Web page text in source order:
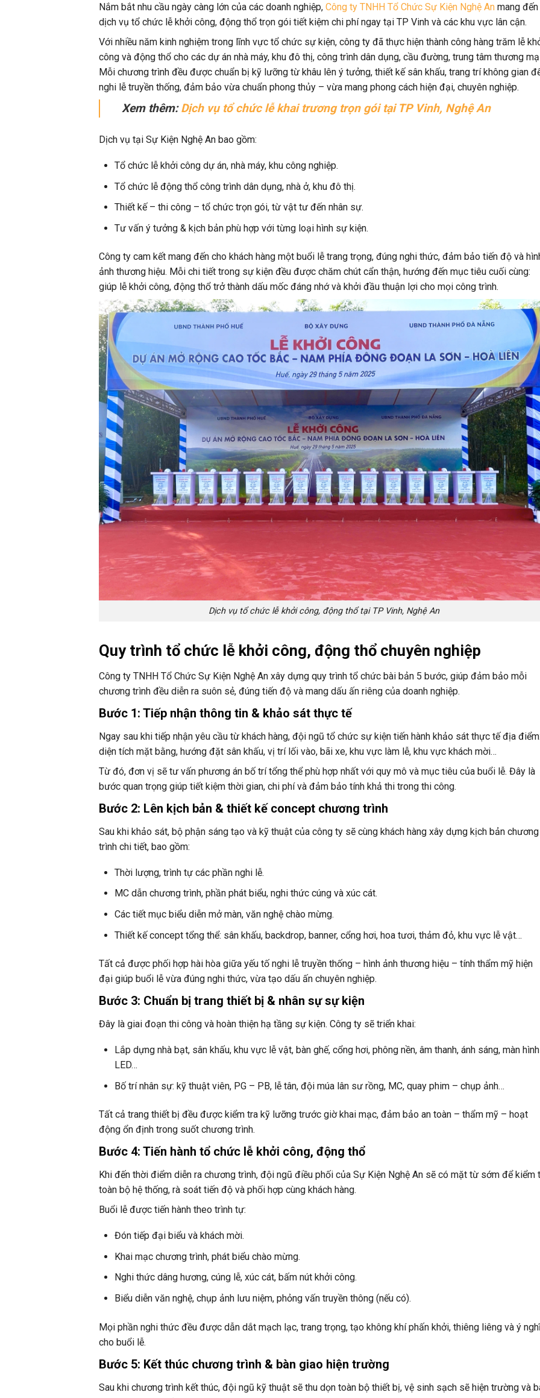
Nắm bắt nhu cầu ngày càng lớn của các doanh nghiệp,Công ty TNHH Tổ Chức Sự Kiện Nghệ An mang đến
dịch vụ tổ chức lễ khởi công, động thổ trọn gói tiết kiệm chi phí ngay tại TP Vinh và các khu vực lân cận.
Với nhiều năm kinh nghiệm trong lĩnh vực tổ chức sự kiện, công ty đã thực hiện thành công hàng trăm lễ
công và động thổ cho các dự án nhà máy, khu đô thị, công trình dân dụng, cầu đường, trung tâm thương
Mỗi chương trình đều được chuẩn bị kỹ lưỡng từ khâu lên ý tưởng, thiết kế sân khấu, trang trí không gian
nghi lễ truyền thống, đảm bảo vừa chuẩn phong thủy – vừa mang phong cách hiện đại, chuyên nghiệp.
Xem thêm:Dịch vụ tổ chức lễ khai trương trọn gói tại TP Vinh, Nghệ An
Dịch vụ tại Sự Kiện Nghệ An bao gồm:
Tổ chức lễ khởi công dự án, nhà máy, khu công nghiệp.
Tổ chức lễ động thổ công trình dân dụng, nhà ở, khu đô thị.
Thiết kế – thi công – tổ chức trọn gói, từ vật tư đến nhân sự.
Tư vấn ý tưởng & kịch bản phù hợp với từng loại hình sự kiện.
Công ty cam kết mang đến cho khách hàng một buổi lễ trang trọng, đúng nghi thức, đảm bảo tiến độ và
ảnh thương hiệu. Mỗi chi tiết trong sự kiện đều được chăm chút cẩn thận, hướng đến mục tiêu cuối cùng:
giúp lễ khởi công, động thổ trở thành dấu mốc đáng nhớ và khởi đầu thuận lợi cho mọi công trình.
Dịch vụ tổ chức lễ khởi công, động thổ tại TP Vinh, Nghệ An
Quy trình tổ chức lễ khởi công, động thổ chuyên nghiệp
Công ty TNHH Tổ Chức Sự Kiện Nghệ An xây dựng quy trình tổ chức bài bản 5 bước, giúp đảm bảo mỗi
chương trình đều diễn ra suôn sẻ, đúng tiến độ và mang dấu ấn riêng của doanh nghiệp.
Bước 1: Tiếp nhận thông tin & khảo sát thực tế
Ngay sau khi tiếp nhận yêu cầu từ khách hàng, đội ngũ tổ chức sự kiện tiến hành khảo sát thực tế địa
diện tích mặt bằng, hướng đặt sân khấu, vị trí lối vào, bãi xe, khu vực làm lễ, khu vực khách mời…
Từ đó, đơn vị sẽ tư vấn phương án bố trí tổng thể phù hợp nhất với quy mô và mục tiêu của buổi lễ. Đây là
bước quan trọng giúp tiết kiệm thời gian, chi phí và đảm bảo tính khả thi trong thi công.
Bước 2: Lên kịch bản & thiết kế concept chương trình
Sau khi khảo sát, bộ phận sáng tạo và kỹ thuật của công ty sẽ cùng khách hàng xây dựng kịch bản chương
trình chi tiết, bao gồm:
Thời lượng, trình tự các phần nghi lễ.
MC dẫn chương trình, phần phát biểu, nghi thức cúng và xúc cát.
Các tiết mục biểu diễn mở màn, văn nghệ chào mừng.
Thiết kế concept tổng thể: sân khấu, backdrop, banner, cổng hơi, hoa tươi, thảm đỏ, khu vực lễ vật…
Tất cả được phối hợp hài hòa giữa yếu tố nghi lễ truyền thống – hình ảnh thương hiệu – tính thẩm mỹ hiện
đại giúp buổi lễ vừa đúng nghi thức, vừa tạo dấu ấn chuyên nghiệp.
Bước 3: Chuẩn bị trang thiết bị & nhân sự sự kiện
Đây là giai đoạn thi công và hoàn thiện hạ tầng sự kiện. Công ty sẽ triển khai:
Lắp dựng nhà bạt, sân khấu, khu vực lễ vật, bàn ghế, cổng hơi, phông nền, âm thanh, ánh sáng, màn hình
LED…
Bố trí nhân sự: kỹ thuật viên, PG – PB, lễ tân, đội múa lân sư rồng, MC, quay phim – chụp ảnh…
Tất cả trang thiết bị đều được kiểm tra kỹ lưỡng trước giờ khai mạc, đảm bảo an toàn – thẩm mỹ – hoạt
động ổn định trong suốt chương trình.
Bước 4: Tiến hành tổ chức lễ khởi công, động thổ
Khi đến thời điểm diễn ra chương trình, đội ngũ điều phối của Sự Kiện Nghệ An sẽ có mặt từ sớm để kiểm
toàn bộ hệ thống, rà soát tiến độ và phối hợp cùng khách hàng.
Buổi lễ được tiến hành theo trình tự:
Đón tiếp đại biểu và khách mời.
Khai mạc chương trình, phát biểu chào mừng.
Nghi thức dâng hương, cúng lễ, xúc cát, bấm nút khởi công.
Biểu diễn văn nghệ, chụp ảnh lưu niệm, phỏng vấn truyền thông (nếu có).
Mọi phần nghi thức đều được dẫn dắt mạch lạc, trang trọng, tạo không khí phấn khởi, thiêng liêng và ý
cho buổi lễ.
Bước 5: Kết thúc chương trình & bàn giao hiện trường
Sau khi chương trình kết thúc, đội ngũ kỹ thuật sẽ thu dọn toàn bộ thiết bị, vệ sinh sạch sẽ hiện trường và